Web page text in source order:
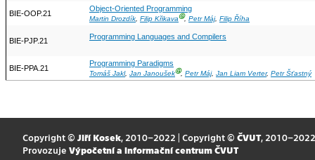
BIE-OOP.21
Object-Oriented Programming
Martin Drozdík, Filip KřikavaⒼ, Petr Máj, Filip Říha
BIE-PJP.21 Programming Languages and Compilers
BIE-PPA.21
Programming Paradigms
Tomáš Jakl, Jan JanoušekⒼ, Petr Máj, Jan Liam Verter, Petr Šťastný
Copyright © Jiří Kosek, 2010–2022 | Copyright © ČVUT, 2010–2022
Provozuje Výpočetní a informační centrum ČVUT